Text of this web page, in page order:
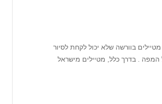
בוורשה שלא יכול לקחת לסיור
המפה . בדרך כלל, מטיילים מישראל